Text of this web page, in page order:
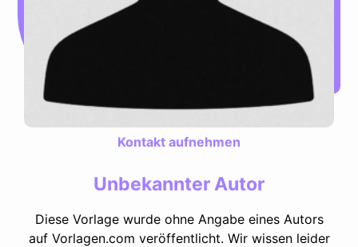
Kontakt aufnehmen
Unbekannter Autor
Diese Vorlage wurde ohne Angabe eines Autors
auf Vorlagen.com veröffentlicht. Wir wissen leider